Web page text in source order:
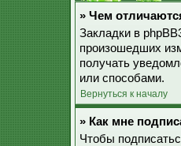
» Чем
Закладки в
произошедших
получать
или способами.
Вернуться к началу
» Как мне
Чтобы